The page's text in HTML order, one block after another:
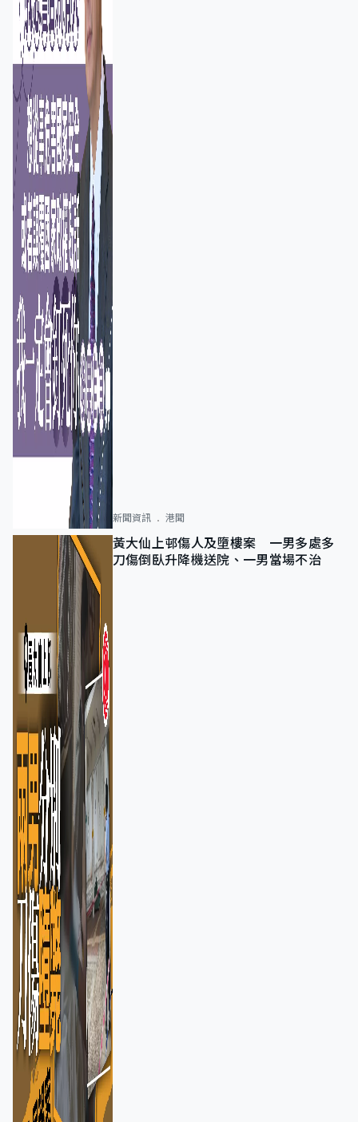
新聞資訊 港聞
黃大仙上邨傷人及墮樓案 一男多處多
刀傷倒臥升降機送院、一男當場不治